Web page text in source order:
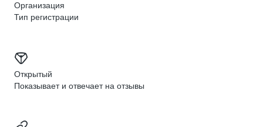
Организация
Тип регистрации
Открытый
Показывает и отвечает на отзывы